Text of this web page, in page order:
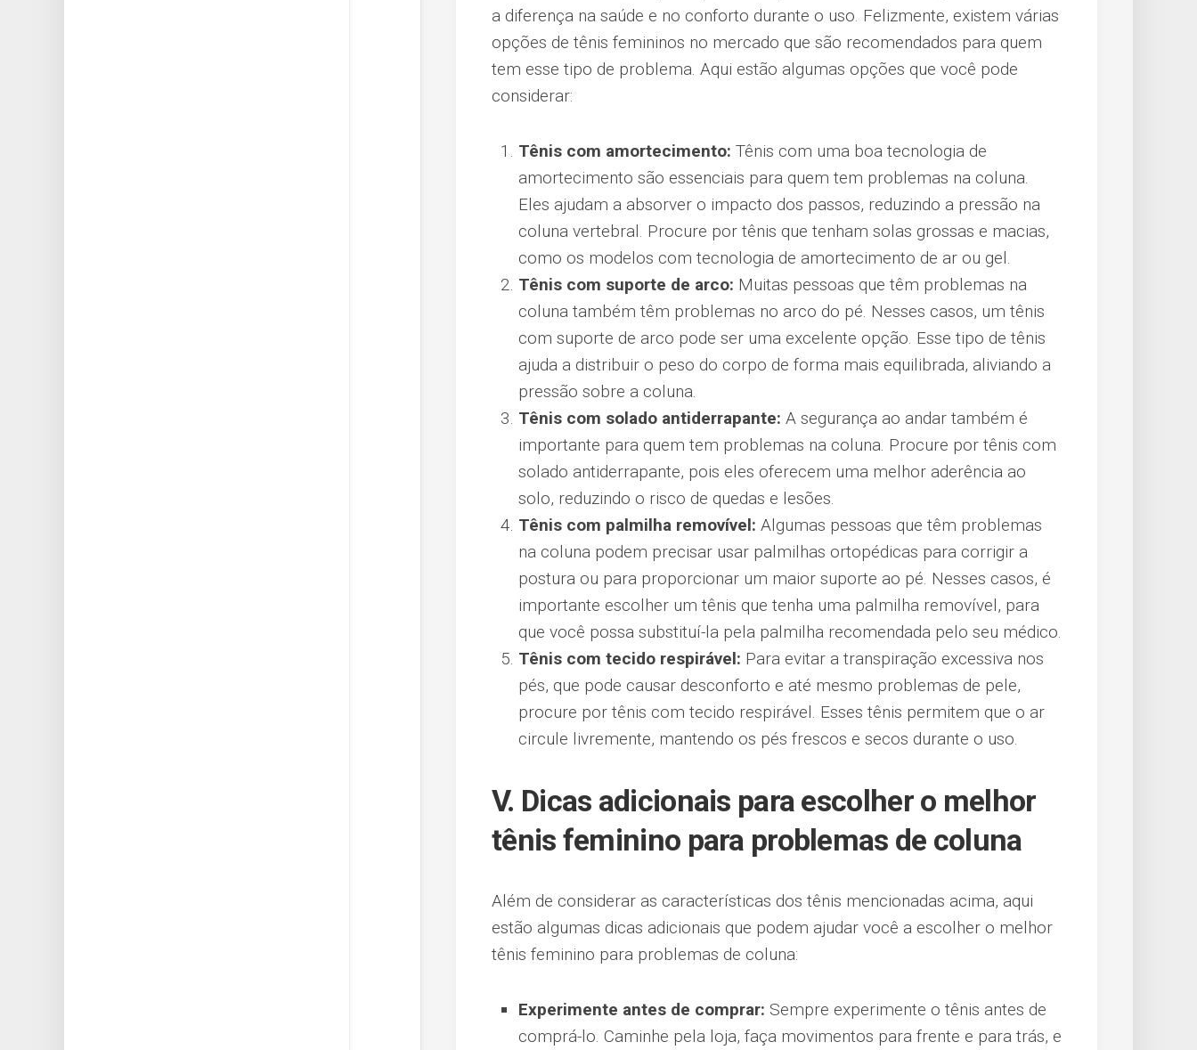
a diferença na saúde e no conforto durante o uso. Felizmente, existem várias
opções de tênis femininos no mercado que são recomendados para quem
tem esse tipo de problema. Aqui estão algumas opções que você pode
considerar:
Tênis com amortecimento: Tênis com uma boa tecnologia de
amortecimento são essenciais para quem tem problemas na coluna.
Eles ajudam a absorver o impacto dos passos, reduzindo a pressão na
coluna vertebral. Procure por tênis que tenham solas grossas e macias,
como os modelos com tecnologia de amortecimento de ar ou gel.
Tênis com suporte de arco: Muitas pessoas que têm problemas na
coluna também têm problemas no arco do pé. Nesses casos, um tênis
com suporte de arco pode ser uma excelente opção. Esse tipo de tênis
ajuda a distribuir o peso do corpo de forma mais equilibrada, aliviando a
pressão sobre a coluna.
Tênis com solado antiderrapante: A segurança ao andar também é
importante para quem tem problemas na coluna. Procure por tênis com
solado antiderrapante, pois eles oferecem uma melhor aderência ao
solo, reduzindo o risco de quedas e lesões.
Tênis com palmilha removível: Algumas pessoas que têm problemas
na coluna podem precisar usar palmilhas ortopédicas para corrigir a
postura ou para proporcionar um maior suporte ao pé. Nesses casos, é
importante escolher um tênis que tenha uma palmilha removível, para
que você possa substituí-la pela palmilha recomendada pelo seu médico.
Tênis com tecido respirável: Para evitar a transpiração excessiva nos
pés, que pode causar desconforto e até mesmo problemas de pele,
procure por tênis com tecido respirável. Esses tênis permitem que o ar
circule livremente, mantendo os pés frescos e secos durante o uso.
V. Dicas adicionais para escolher o melhor
tênis feminino para problemas de coluna
Além de considerar as características dos tênis mencionadas acima, aqui
estão algumas dicas adicionais que podem ajudar você a escolher o melhor
tênis feminino para problemas de coluna:
Experimente antes de comprar: Sempre experimente o tênis antes de
comprá-lo. Caminhe pela loja, faça movimentos para frente e para trás, e